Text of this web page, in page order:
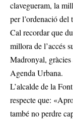
clavegueram, la
per l’ordenació del
Cal recordar que
millora de l’accés
Madronyal,
Agenda Urbana.
L’alcalde de la
respecte que:
també no perdre